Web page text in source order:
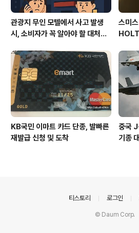
관광지 무인 모텔에서 사고 발생
시, 소비자가 꼭 알아야 할 대처법
스미
KB국민 이마트 카드 단종, 발빠른
재발급 신청 및 도착
중국
기종
티스토리 로그인
© Daum Corp.